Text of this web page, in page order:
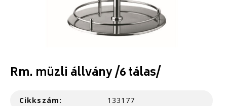
Rm. müzli állvány /6 tálas/
Cikkszám: 133177